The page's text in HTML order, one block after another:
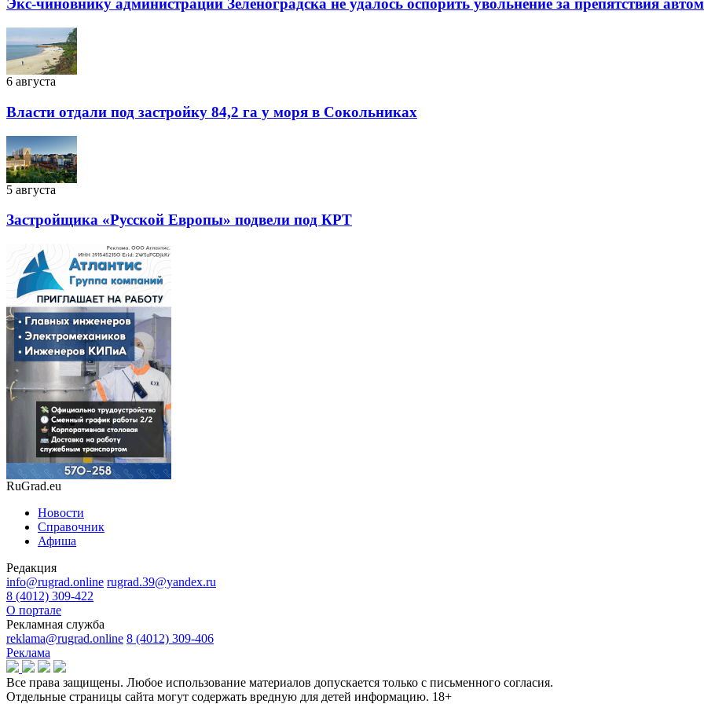
Экс-чиновнику администрации Зеленоградска не удалось оспорить увольнение за препятствия
6 августа
Власти отдали под застройку 84,2 га у моря в Сокольниках
5 августа
Застройщика «Русской Европы» подвели под КРТ
RuGrad.eu
Новости
Справочник
Афиша
Редакция
info@rugrad.online rugrad.39@yandex.ru
8 (4012) 309-422
О портале
Рекламная служба
reklama@rugrad.online 8 (4012) 309-406
Реклама
Все права защищены. Любое использование материалов допускается только с письменного согласия.
Отдельные страницы сайта могут содержать вредную для детей информацию. 18+